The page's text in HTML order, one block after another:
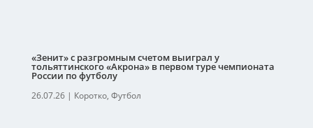
«Зенит» с разгромным счетом выиграл у
тольяттинского «Акрона» в первом туре чемпионата
России по футболу
26.07.26| Коротко, Футбол